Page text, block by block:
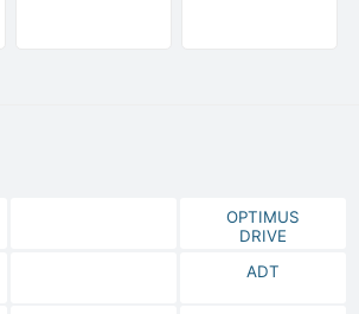
OPTIMUS
DRIVE
ADT